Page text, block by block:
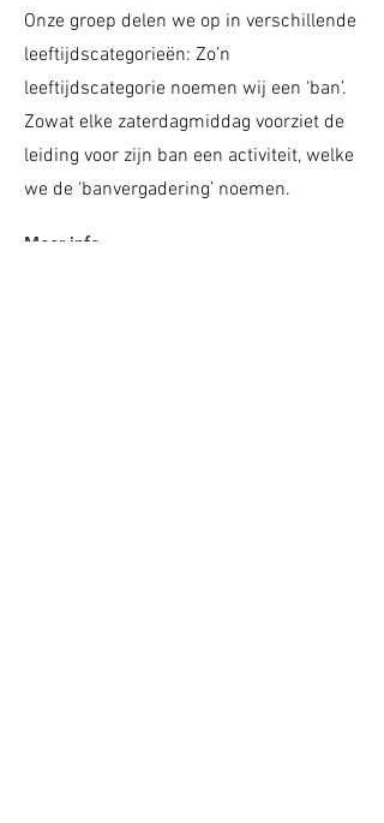
Onze groep delen we op in verschillende
leeftijdscategorieën: Zo’n
leeftijdscategorie noemen wij een ‘ban’.
Zowat elke zaterdagmiddag voorziet de
leiding voor zijn ban een activiteit, welke
we de ‘banvergadering’ noemen.
Meer info